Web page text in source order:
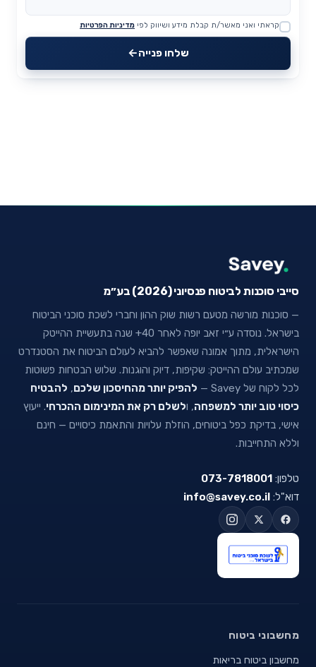
Website
קראתי ואני מאשר/ת קבלת מידע ושיווק לפי מדיניות הפרטיות
שלחו פנייה
סייבי סוכנות לביטוח פנסיוני (2026) בע״מ
— סוכנות מורשה מטעם רשות שוק ההון וחברי לשכת סוכני הביטוח
בישראל. נוסדה ע״י זאב יופה לאחר 40+ שנה בתעשיית ההייטק
הישראלית, מתוך אמונה שאפשר להביא לעולם הביטוח את הסטנדרט
שמכתיב עולם ההייטק: שקיפות, דיוק והוגנות. שלוש הבטחות פשוטות
לכל לקוח של Savey —
להפיק יותר מהחיסכון שלכם, להבטיח
כיסוי טוב יותר למשפחה, ולשלם רק את המינימום ההכרחי. ייעוץ
אישי, בדיקת כפל ביטוחים, הוזלת עלויות והתאמת כיסויים — חינם
וללא התחייבות.
טלפון: 073-7818001
דוא"ל: info@savey.co.il
מחשבוני ביטוח
מחשבון ביטוח בריאות